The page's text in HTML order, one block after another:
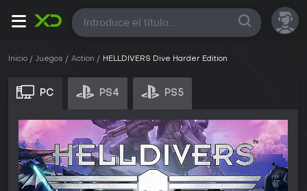
Todas
Inicio Juegos Action HELLDIVERS Dive Harder Edition
PC PS4 PS5